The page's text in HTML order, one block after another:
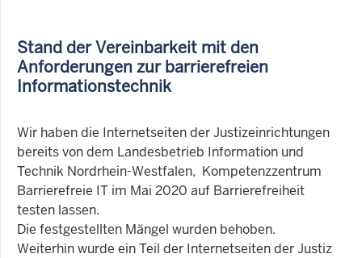
Stand der Vereinbarkeit mit den
Anforderungen zur barrierefreien
Informationstechnik
Wir haben die Internetseiten der Justizeinrichtungen
bereits von dem Landesbetrieb Information und
Technik Nordrhein-Westfalen, Kompetenzzentrum
Barrierefreie IT im Mai 2020 auf Barrierefreiheit
testen lassen.
Die festgestellten Mängel wurden behoben.
Weiterhin wurde ein Teil der Internetseiten der Justiz